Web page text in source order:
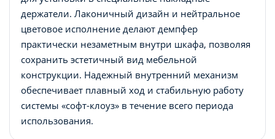
держатели. Лаконичный дизайн и нейтральное
цветовое исполнение делают демпфер
практически незаметным внутри шкафа, позволяя
сохранить эстетичный вид мебельной
конструкции. Надежный внутренний механизм
обеспечивает плавный ход и стабильную работу
системы «софт-клоуз» в течение всего периода
использования.